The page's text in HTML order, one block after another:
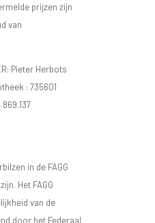
prijzen zijn
van
Pieter Herbots
: 735601
in de FAGG
Het FAGG
van de
door het Federaal